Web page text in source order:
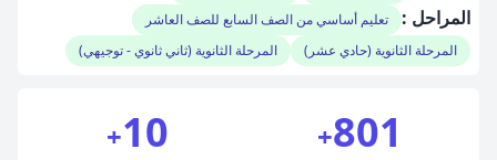
المراحل :
تعليم أساسي من الصف السابع للصف العاشر
المرحلة الثانوية (حادي عشر)
المرحلة الثانوية (ثاني ثانوي - توجيهي)
801
+
10
+